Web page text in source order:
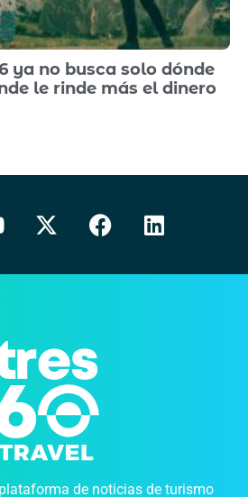
ya no busca solo dónde
le rinde más el dinero
de noticias de turismo